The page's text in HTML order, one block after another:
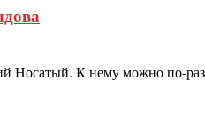
К нему можно по-